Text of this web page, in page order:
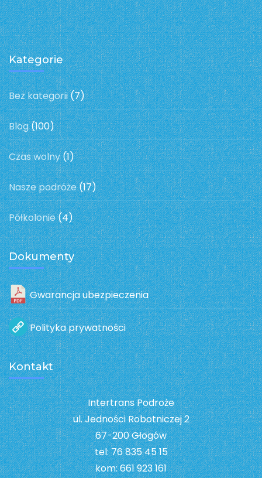
Kategorie
Bez kategorii(7)
Blog(100)
Czas wolny(1)
Nasze podróże(17)
Półkolonie(4)
Dokumenty
Gwarancja ubezpieczenia
Polityka prywatności
Kontakt
Intertrans Podroże
ul. Jedności Robotniczej 2
67-200 Głogów
tel: 76 835 45 15
kom: 661 923 161